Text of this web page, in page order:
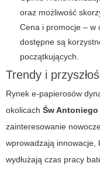
oraz możliwość
Cena i promocje – w
dostępne są
początkujących.
Trendy i
Rynek e-papierosów
okolicach Św Antoniego
zainteresowanie
wprowadzają innowacje,
wydłużają czas pracy